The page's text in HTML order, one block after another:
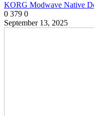
KORG Modwave Native
0 379 0
September 13, 2025